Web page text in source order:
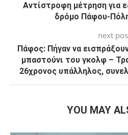
Αντίστροφη μέτρηση για
δρόμο Πάφου-
next
Πάφος: Πήγαν να
μπαστούνι του γκολφ –
26χρονος υπάλληλος,
YOU MAY